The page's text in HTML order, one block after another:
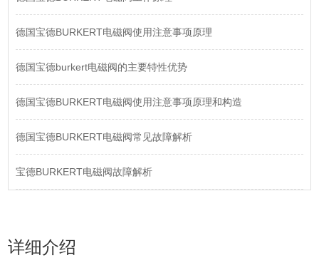
德国宝德BURKERT电磁阀使用注意事项原理
德国宝德burkert电磁阀的主要特性优势
德国宝德BURKERT电磁阀使用注意事项原理和构造
德国宝德BURKERT电磁阀常见故障解析
宝德BURKERT电磁阀故障解析
详细介绍